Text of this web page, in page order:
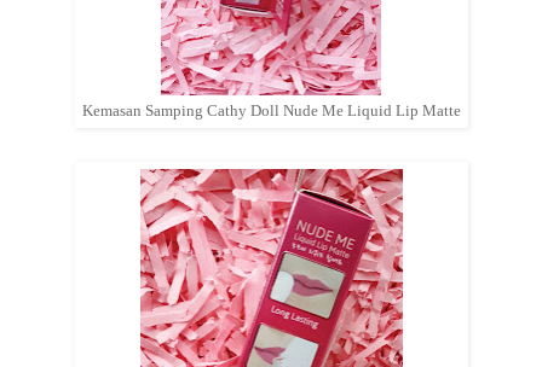
Kemasan Samping Cathy Doll Nude Me Liquid Lip Matte